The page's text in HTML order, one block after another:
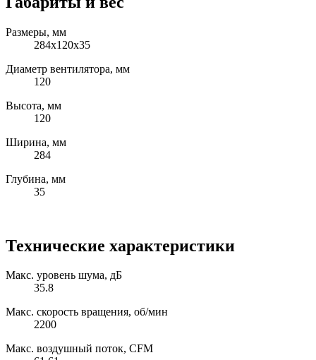
Размеры, мм
284x120x35
Диаметр вентилятора, мм
120
Высота, мм
120
Ширина, мм
284
Глубина, мм
35
Технические характеристики
Макс. уровень шума, дБ
35.8
Макс. скорость вращения, об/мин
2200
Макс. воздушный поток, CFM